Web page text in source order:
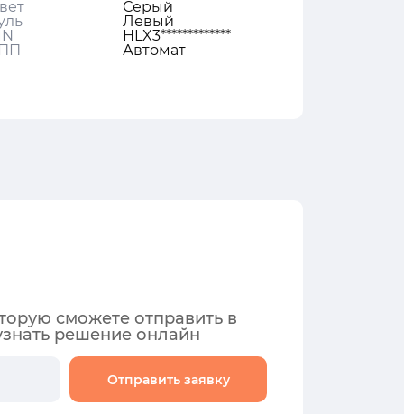
Серый
Левый
HLX3*************
Автомат
сможете отправить в
решение онлайн
Отправить заявку